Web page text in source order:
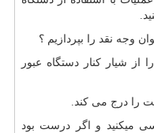
وجه نقد را بپردازیم ؟
شیار کنار دستگاه عبور
را درج می کند.
میکنید و اگر درست بود